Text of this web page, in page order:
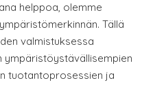
helppoa, olemme
Tällä
valmistuksessa
tuotantoprosessien ja